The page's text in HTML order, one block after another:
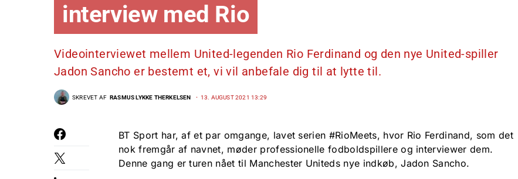
interview med Rio
Videointerviewet mellem United-legenden Rio Ferdinand og den nye United-spiller
Jadon Sancho er bestemt et, vi vil anbefale dig til at lytte til.
SKREVET AF RASMUS LYKKE THERKELSEN 13. AUGUST 2021 13:29
BT Sport har, af et par omgange, lavet serien #RioMeets, hvor Rio Ferdinand, som det
nok fremgår af navnet, møder professionelle fodboldspillere og interviewer dem.
Denne gang er turen nået til Manchester Uniteds nye indkøb, Jadon Sancho.